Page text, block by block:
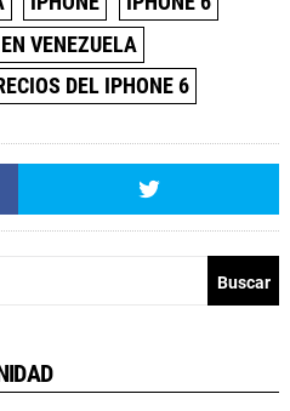
VENEZUELA
DEL IPHONE 6